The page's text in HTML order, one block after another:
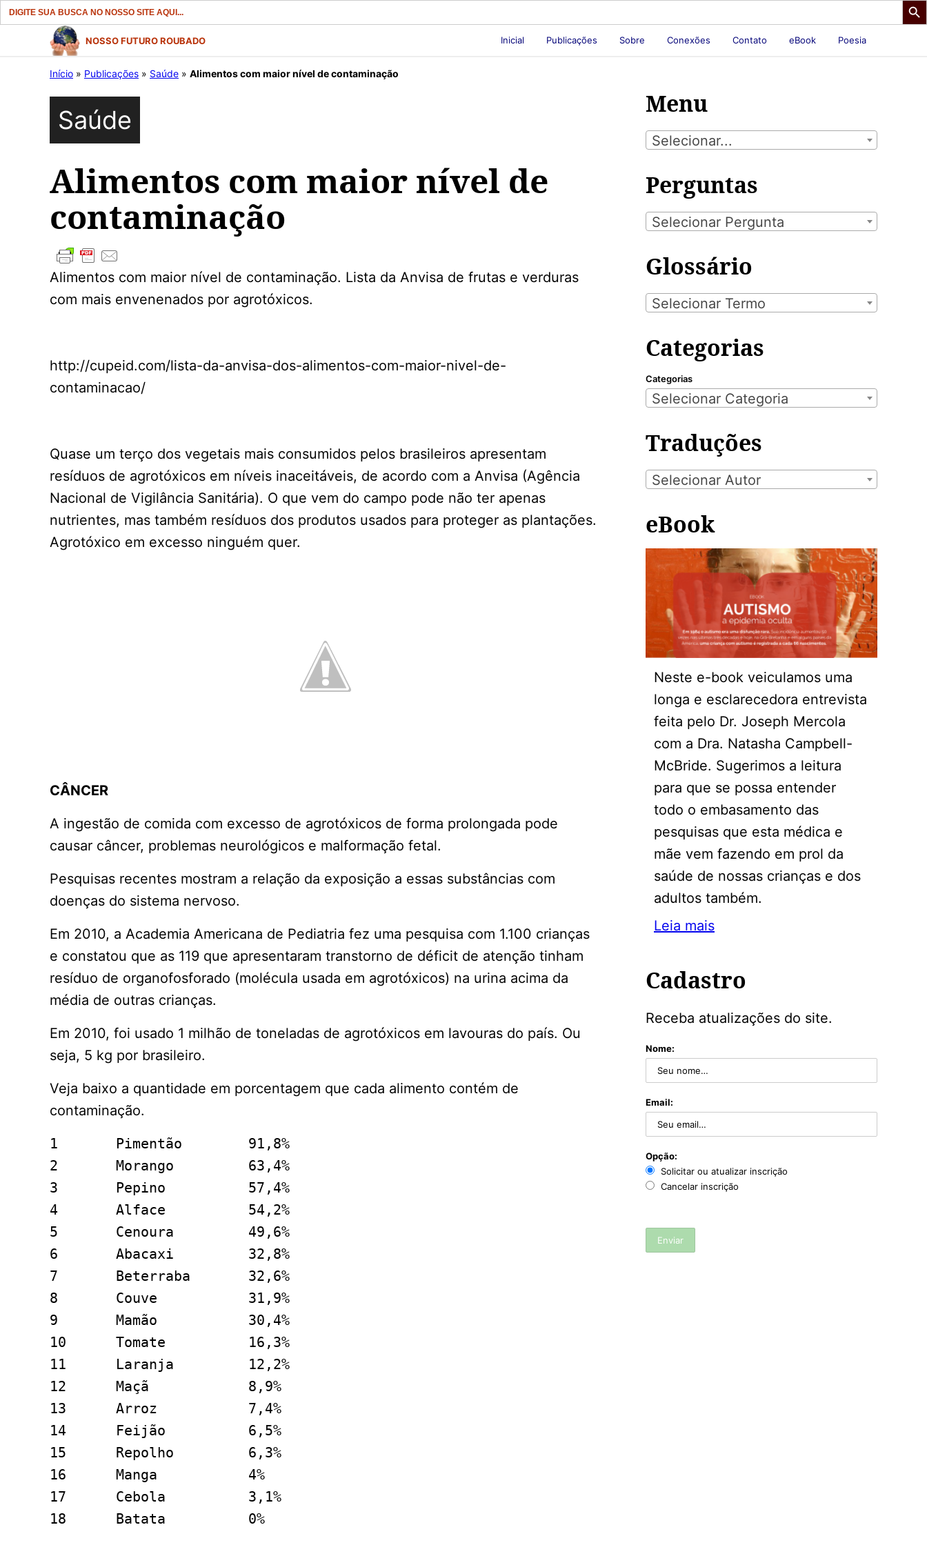
Search
for:
conteúdo
NOSSO FUTURO ROUBADO Inicial Publicações Sobre Conexões Contato eBook Poesia
Início » Publicações » Saúde » Alimentos com maior nível de contaminação
Saúde
Alimentos com maior nível de
contaminação
Alimentos com maior nível de contaminação. Lista da Anvisa de frutas e verduras
com mais envenenados por agrotóxicos.
http://cupeid.com/lista-da-anvisa-dos-alimentos-com-maior-nivel-de-
contaminacao/
Quase um terço dos vegetais mais consumidos pelos brasileiros apresentam
resíduos de agrotóxicos em níveis inaceitáveis, de acordo com a Anvisa (Agência
Nacional de Vigilância Sanitária). O que vem do campo pode não ter apenas
nutrientes, mas também resíduos dos produtos usados para proteger as plantações.
Agrotóxico em excesso ninguém quer.
CÂNCER
A ingestão de comida com excesso de agrotóxicos de forma prolongada pode
causar câncer, problemas neurológicos e malformação fetal.
Pesquisas recentes mostram a relação da exposição a essas substâncias com
doenças do sistema nervoso.
Em 2010, a Academia Americana de Pediatria fez uma pesquisa com 1.100 crianças
e constatou que as 119 que apresentaram transtorno de déficit de atenção tinham
resíduo de organofosforado (molécula usada em agrotóxicos) na urina acima da
média de outras crianças.
Em 2010, foi usado 1 milhão de toneladas de agrotóxicos em lavouras do país. Ou
seja, 5 kg por brasileiro.
Veja baixo a quantidade em porcentagem que cada alimento contém de
contaminação.
1	Pimentão	91,8%
2	Morango		63,4%
3	Pepino		57,4%
4	Alface		54,2%
5	Cenoura		49,6%
6	Abacaxi		32,8%
7	Beterraba	32,6%
8	Couve		31,9%
9	Mamão		30,4%
10	Tomate		16,3%
11	Laranja		12,2%
12	Maçã		8,9%
13	Arroz		7,4%
14	Feijão		6,5%
15	Repolho		6,3%
16	Manga		4%
17	Cebola		3,1%
18	Batata		0%
Menu
Selecionar...
Perguntas
Selecionar Pergunta
Glossário
Selecionar Termo
Categorias
Categorias
Selecionar Categoria
Traduções
Selecionar Autor
eBook
Neste e-book veiculamos uma
longa e esclarecedora entrevista
feita pelo Dr. Joseph Mercola
com a Dra. Natasha Campbell-
McBride. Sugerimos a leitura
para que se possa entender
todo o embasamento das
pesquisas que esta médica e
mãe vem fazendo em prol da
saúde de nossas crianças e dos
adultos também.
Leia mais
Cadastro
Receba atualizações do site.
Nome:
Email:
Opção:
Solicitar ou atualizar inscrição
Cancelar inscrição